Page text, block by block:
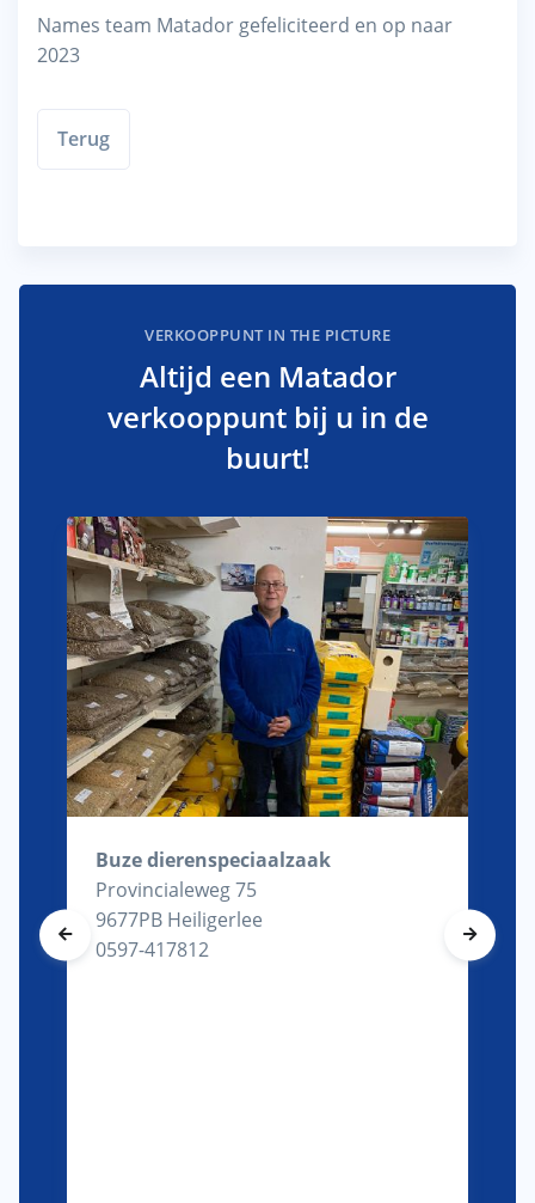
Names team Matador gefeliciteerd en op naar
2023
Terug
VERKOOPPUNT IN THE PICTURE
Altijd een Matador
verkooppunt bij u in de
buurt!
Buze dierenspeciaalzaak
Provincialeweg 75
9677PB Heiligerlee
0597-417812